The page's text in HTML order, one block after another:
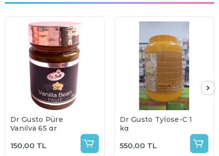
Dr Gusto Püre
Vanilya 65 gr
150,00 TL
Dr Gusto Tylose-C 1
kg
550,00 TL